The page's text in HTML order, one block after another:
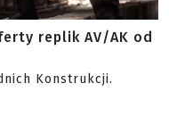
replik AV/AK od
Konstrukcji.